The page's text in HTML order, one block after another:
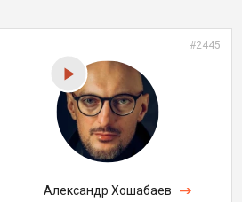
#2445
Александр Хошабаев